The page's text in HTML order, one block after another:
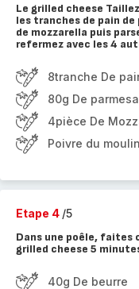
Le grilled cheese
les tranches de pain
de mozzarella puis
refermez avec les 4
8tranche De
80g De
4pièce De
Poivre du moulin
Etape 4 /5
Dans une poêle, faites
grilled cheese 5
40g De beurre